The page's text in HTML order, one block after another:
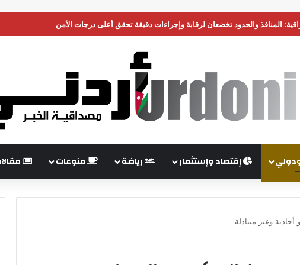
المنافذ والحدود تخضعان لرقابة وإجراءات دقيقة تحقق أعلى درجات الأمن
إقتصاد وإستثمار رياضة منوعات
أحادية وغير متبادلة